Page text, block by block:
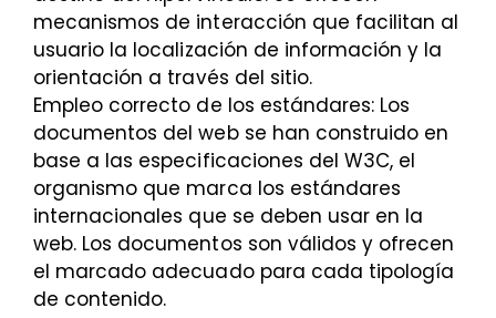
mecanismos de interacción que facilitan al
usuario la localización de información y la
orientación a través del sitio.
Empleo correcto de los estándares: Los
documentos del web se han construido en
base a las especificaciones del W3C, el
organismo que marca los estándares
internacionales que se deben usar en la
web. Los documentos son válidos y ofrecen
el marcado adecuado para cada tipología
de contenido.